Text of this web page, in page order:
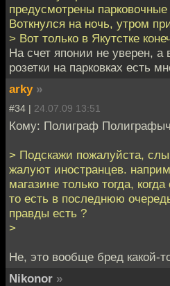
предусмотрены парковочные
Воткнулся на ночь, утром
> Вот только в Якутстке
На счет японии не уверен, а
розетки на парковках есть
arky »
#34 | 24.07.09 13:51
Кому: Полиграф
> Подскажи пожалуйста,
жалуют иностранцев.
магазине только тогда,
то есть в последнюю
правды есть ?
>
Не, это вообще бред какой-
Nikonor »